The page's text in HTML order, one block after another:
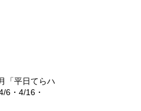
「平日てらハ
6・4/16・